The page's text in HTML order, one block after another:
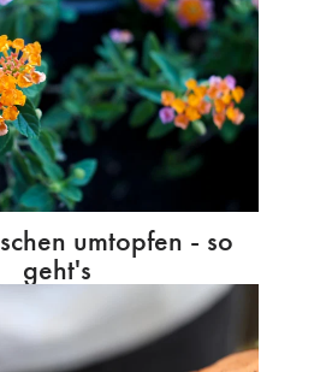
umtopfen - so
geht's